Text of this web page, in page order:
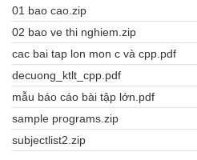
01 bao cao.zip
02 bao ve thi nghiem.zip
cac bai tap lon mon c và cpp.pdf
decuong_ktlt_cpp.pdf
mẫu báo cáo bài tập lớn.pdf
sample programs.zip
subjectlist2.zip